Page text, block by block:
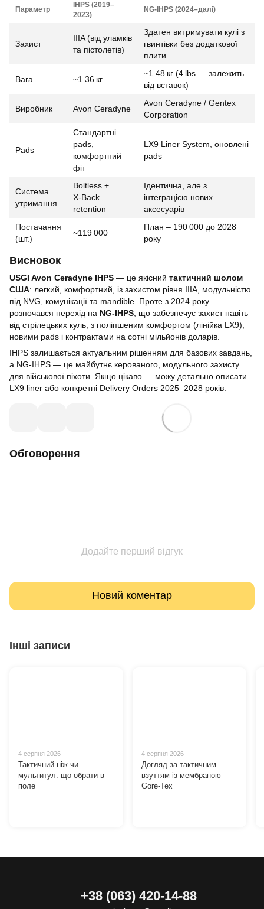
Параметр
IHPS (2019–
2023)
NG‑IHPS (2024–далі)
Захист
IIIA (від уламків
та пістолетів)
Здатен витримувати кулі з
гвинтівки без додаткової
плити
Вага ~1.36 кг
~1.48 кг (4 lbs — залежить
від вставок)
Виробник Avon Ceradyne
Avon Ceradyne / Gentex
Corporation
Pads
Стандартні
pads,
комфортний
фіт
LX9 Liner System, оновлені
pads
Система
утримання
Boltless +
X‑Back
retention
Ідентична, але з
інтеграцією нових
аксесуарів
Постачання
(шт.)
~119 000
План – 190 000 до 2028
року
Висновок
USGI Avon Ceradyne IHPS — це якісний тактичний шолом
США: легкий, комфортний, із захистом рівня IIIA, модульністю
під NVG, комунікації та mandible. Проте з 2024 року
розпочався перехід на NG‑IHPS , що забезпечує захист навіть
від стрілецьких куль, з поліпшеним комфортом (лінійка LX9),
новими pads і контрактами на сотні мільйонів доларів.
IHPS залишається актуальним рішенням для базових завдань,
а NG‑IHPS — це майбутнє керованого, модульного захисту
для військової піхоти. Якщо цікаво — можу детально описати
LX9 liner або конкретні Delivery Orders 2025–2028 років.
Обговорення
Додайте перший відгук
Новий коментар
Інші записи
4 серпня 2026
Тактичний ніж чи
мультитул: що обрати в
поле
4 серпня 2026
Догляд за тактичним
взуттям із мембраною
Gore-Tex
+38 (063) 420-14-88